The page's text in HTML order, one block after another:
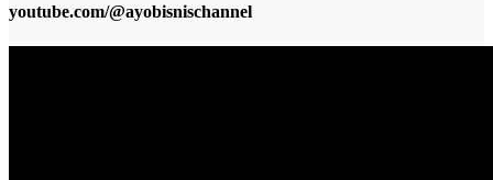
youtube.com/@ayobisnischannel